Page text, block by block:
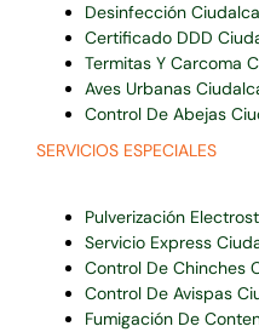
Desinfección
Certificado DDD
Termitas Y Carcoma
Aves Urbanas
Control De Abejas
SERVICIOS ESPECIALES
Pulverización
Servicio Express
Control De Chinches
Control De Avispas
Fumigación De